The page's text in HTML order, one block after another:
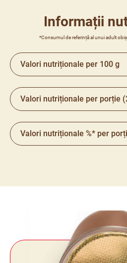
Informații
*Consumul de referință al unui adult
Valori nutriționale per 100 g
Valori nutriționale per porție
Valori nutriționale %* per